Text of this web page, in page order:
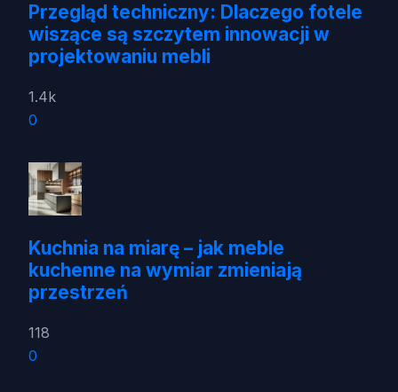
Przegląd techniczny: Dlaczego fotele
wiszące są szczytem innowacji w
projektowaniu mebli
1.4k
0
Kuchnia na miarę – jak meble
kuchenne na wymiar zmieniają
przestrzeń
118
0